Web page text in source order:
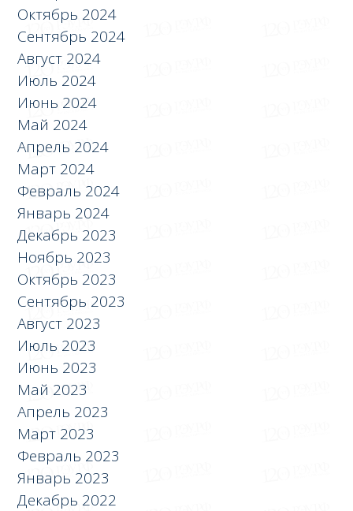
Октябрь 2024
Сентябрь 2024
Август 2024
Июль 2024
Июнь 2024
Май 2024
Апрель 2024
Март 2024
Февраль 2024
Январь 2024
Декабрь 2023
Ноябрь 2023
Октябрь 2023
Сентябрь 2023
Август 2023
Июль 2023
Июнь 2023
Май 2023
Апрель 2023
Март 2023
Февраль 2023
Январь 2023
Декабрь 2022